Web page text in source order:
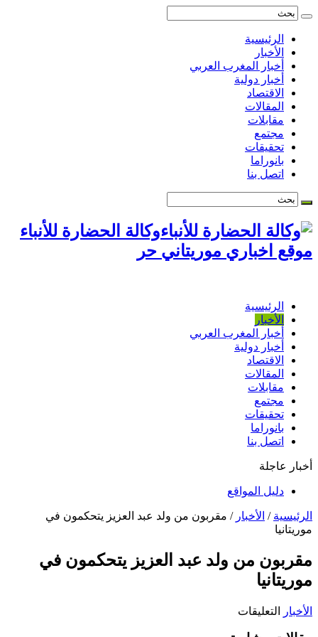
الرئيسية
الأخبار
أخبار المغرب العربي
أخبار دولية
الاقتصاد
المقالات
مقابلات
مجتمع
تحقيقات
بانوراما
اتصل بنا
وكالة الحضارة للأنباء
موقع اخباري موريتاني حر
الرئيسية
الأخبار
أخبار المغرب العربي
أخبار دولية
الاقتصاد
المقالات
مقابلات
مجتمع
تحقيقات
بانوراما
اتصل بنا
أخبار عاجلة
دليل المواقع
الرئيسية / الأخبار / مقربون من ولد عبد العزيز يتحكمون في
موريتانيا
مقربون من ولد عبد العزيز يتحكمون في
موريتانيا
الأخبار التعليقات